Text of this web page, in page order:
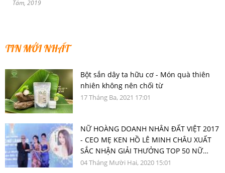
Tám, 2019
TIN MỚI NHẤT
Bột sắn dây ta hữu cơ - Món quà thiên
nhiên không nên chối từ
17 Tháng Ba, 2021 17:01
NỮ HOÀNG DOANH NHÂN ĐẤT VIỆT 2017
- CEO MẸ KEN HỒ LÊ MINH CHÂU XUẤT
SẮC NHẬN GIẢI THƯỞNG TOP 50 NỮ
LÃNH ĐẠO DOANH NGHIỆP VIỆT NAM
04 Tháng Mười Hai, 2020 15:01